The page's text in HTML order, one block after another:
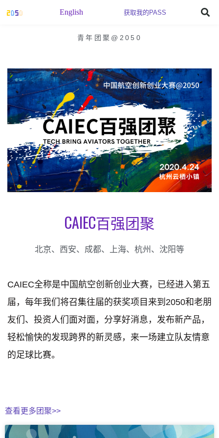
English 获取我的PASS
青年团聚@2050
CAIEC百强团聚
北京、西安、成都、上海、杭州、沈阳等
CAIEC全称是中国航空创新创业大赛，已经进入第五
届，每年我们将召集往届的获奖项目来到2050和老朋
友们、投资人们面对面，分享好消息，发布新产品，
轻松愉快的发现跨界的新灵感，来一场建立队友情意
的足球比赛。
查看更多团聚>>